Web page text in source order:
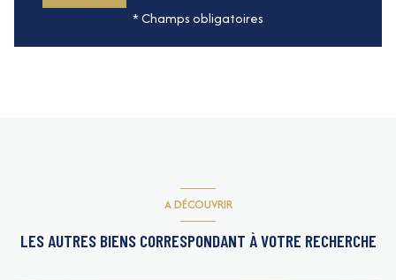
* Champs obligatoires
A DÉCOUVRIR
LES AUTRES BIENS CORRESPONDANT À VOTRE RECHERCHE